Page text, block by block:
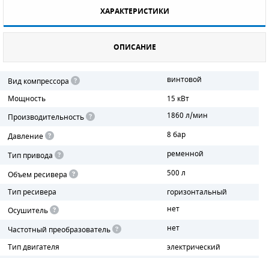
ХАРАКТЕРИСТИКИ
ОПИСАНИЕ
Вид компрессора
винтовой
Мощность
15 кВт
Производительность
1860 л/мин
Давление
8 бар
Тип привода
ременной
Объем ресивера
500 л
Тип ресивера
горизонтальный
Осушитель
нет
Частотный преобразователь
нет
Тип двигателя
электрический
РАДИАТОРЫ
ПОРШНЕВЫЕ БЛОКИ
ДЕТАЛИ ПОРШНЕВЫХ КОМПРЕССОРОВ
ДЕТАЛИ СПИРАЛЬНЫХ КОМПРЕССОРОВ
ДЕТАЛИ НАСОСНОЙ ЧАСТИ